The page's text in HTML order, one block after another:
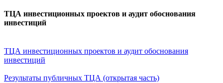
ТЦА инвестиционных проектов и аудит обоснования
инвестиций
ТЦА инвестиционных проектов и аудит обоснования
инвестиций
Результаты публичных ТЦА (открытая часть)